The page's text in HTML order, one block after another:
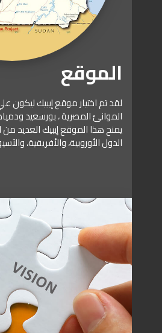
الموقع
لقد تم اختيار موقع إيبيك ليكون
الموانئ المصرية ، بورسعيد
يمنح هذا الموقع إيبيك العديد من
الدول الأوروبية، والأفريقية،